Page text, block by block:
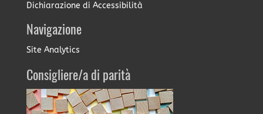
Dichiarazione di Accessibilità
Navigazione
Site Analytics
Consigliere/a di parità